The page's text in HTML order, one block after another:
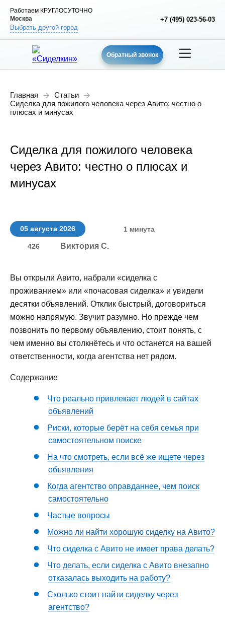
Работаем КРУГЛОСУТОЧНО
Москва
Выбрать другой город
+7 (495) 023-56-03
Обратный звонок
Главная
Статьи
Сиделка для пожилого человека через Авито: честно о
плюсах и минусах
Сиделка для пожилого человека
через Авито: честно о плюсах и
минусах
05 августа 2026 1 минута
426 Виктория С.
Вы открыли Авито, набрали «сиделка с
проживанием» или «почасовая сиделка» и увидели
десятки объявлений. Отклик быстрый, договориться
можно напрямую. Звучит разумно. Но прежде чем
позвонить по первому объявлению, стоит понять, с
чем именно вы столкнётесь и что останется на вашей
ответственности, когда агентства нет рядом.
Содержание
Что реально привлекает людей в сайтах
объявлений
Риски, которые берёт на себя семья при
самостоятельном поиске
На что смотреть, если всё же ищете через
объявления
Когда агентство оправданнее, чем поиск
самостоятельно
Частые вопросы
Можно ли найти хорошую сиделку на Авито?
Что сиделка с Авито не имеет права делать?
Что делать, если сиделка с Авито внезапно
отказалась выходить на работу?
Сколько стоит найти сиделку через
агентство?